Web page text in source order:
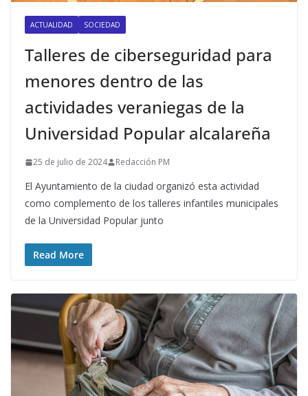
ACTUALIDAD SOCIEDAD
Talleres de ciberseguridad para
menores dentro de las
actividades veraniegas de la
Universidad Popular alcalareña
25 de julio de 2024 Redacción PM
El Ayuntamiento de la ciudad organizó esta actividad
como complemento de los talleres infantiles municipales
de la Universidad Popular junto
Read More